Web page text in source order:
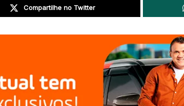
Compartilhe no Twitter